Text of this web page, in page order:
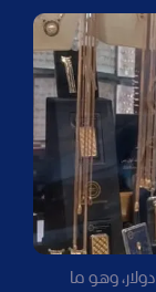
فشل الذهب في البقاء فوق لمستوى 5,000 دولار، وهو ما